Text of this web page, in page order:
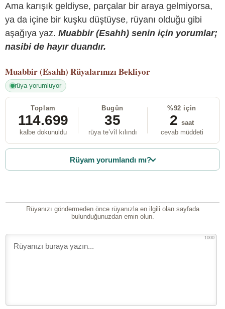
Ama karışık geldiyse, parçalar bir araya gelmiyorsa,
ya da içine bir kuşku düştüyse, rüyanı olduğu gibi
aşağıya yaz. Muabbir (Esahh) senin için yorumlar;
nasibi de hayır duandır.
Muabbir (Esahh) Rüyalarınızı Bekliyor
rüya yorumluyor
Toplam
114.699
kalbe dokunuldu
Bugün
35
rüya te’vîl kılındı
%92 için
2 saat
cevab müddeti
Rüyam yorumlandı mı?
Rüyanızı göndermeden önce rüyanızla en ilgili olan sayfada
bulunduğunuzdan emin olun.
1000